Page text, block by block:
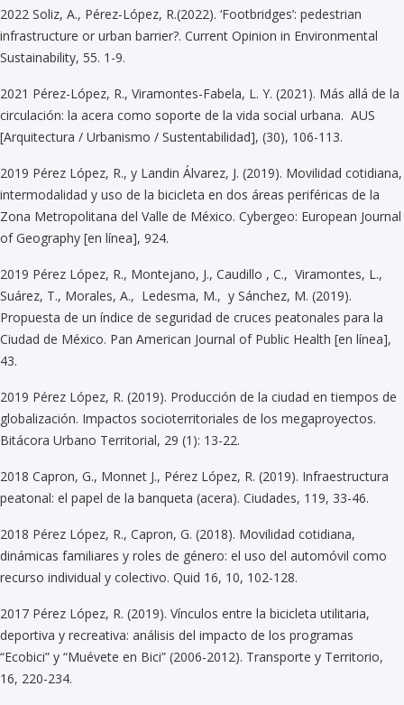
2022 Soliz, A., Pérez-López, R.(2022). ‘Footbridges’: pedestrian
infrastructure or urban barrier?. Current Opinion in Environmental
Sustainability, 55. 1-9.
2021 Pérez-López, R., Viramontes-Fabela, L. Y. (2021). Más allá de la
circulación: la acera como soporte de la vida social urbana. AUS
[Arquitectura / Urbanismo / Sustentabilidad], (30), 106-113.
2019 Pérez López, R., y Landin Álvarez, J. (2019). Movilidad cotidiana,
intermodalidad y uso de la bicicleta en dos áreas periféricas de la
Zona Metropolitana del Valle de México. Cybergeo: European Journal
of Geography [en línea], 924.
2019 Pérez López, R., Montejano, J., Caudillo , C., Viramontes, L.,
Suárez, T., Morales, A., Ledesma, M., y Sánchez, M. (2019).
Propuesta de un índice de seguridad de cruces peatonales para la
Ciudad de México. Pan American Journal of Public Health [en línea],
43.
2019 Pérez López, R. (2019). Producción de la ciudad en tiempos de
globalización. Impactos socioterritoriales de los megaproyectos.
Bitácora Urbano Territorial, 29 (1): 13-22.
2018 Capron, G., Monnet J., Pérez López, R. (2019). Infraestructura
peatonal: el papel de la banqueta (acera). Ciudades, 119, 33-46.
2018 Pérez López, R., Capron, G. (2018). Movilidad cotidiana,
dinámicas familiares y roles de género: el uso del automóvil como
recurso individual y colectivo. Quid 16, 10, 102-128.
2017 Pérez López, R. (2019). Vínculos entre la bicicleta utilitaria,
deportiva y recreativa: análisis del impacto de los programas
“Ecobici” y “Muévete en Bici” (2006-2012). Transporte y Territorio,
16, 220-234.